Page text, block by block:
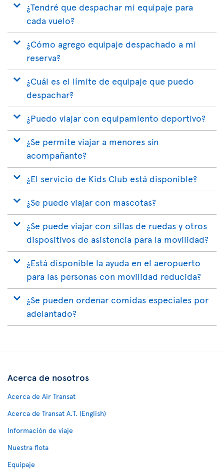
¿Tendré que despachar mi equipaje para
cada vuelo?
¿Cómo agrego equipaje despachado a mi
reserva?
¿Cuál es el límite de equipaje que puedo
despachar?
¿Puedo viajar con equipamiento deportivo?
¿Se permite viajar a menores sin
acompañante?
¿El servicio de Kids Club está disponible?
¿Se puede viajar con mascotas?
¿Se puede viajar con sillas de ruedas y otros
dispositivos de asistencia para la movilidad?
¿Está disponible la ayuda en el aeropuerto
para las personas con movilidad reducida?
¿Se pueden ordenar comidas especiales por
adelantado?
Acerca de nosotros
Acerca de Air Transat
Acerca de Transat A.T. (English)
Información de viaje
Nuestra flota
Equipaje